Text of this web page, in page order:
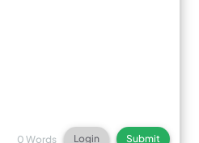
0 Words Login Submit